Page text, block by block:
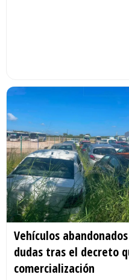
Vehículos
dudas tras el decreto
comercialización